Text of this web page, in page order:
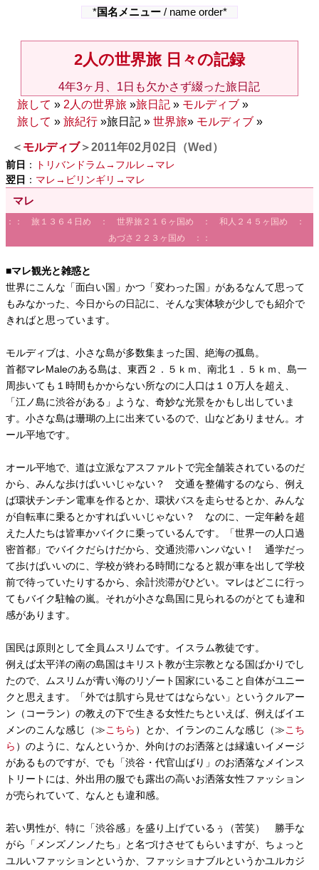
*国名メニュー/ name order*
2人の世界旅 日々の記録
4年3ヶ月、1日も欠かさず綴った旅日記
旅して » 2人の世界旅 »旅日記 » モルディブ »
旅して » 旅紀行 »旅日記 » 世界旅» モルディブ »
＜ モルディブ＞2011年02月02日（Wed）
前日 ：
トリバンドラム→フルレ→マレ
翌日 ： マレ→ビリンギリ→マレ
マレ
：： 旅１３６４日め ： 世界旅２１６ヶ国め ： 和人２４５ヶ国め ：
あづさ２２３ヶ国め ：：
■マレ観光と雑惑と
世界にこんな「面白い国」かつ「変わった国」があるなんて思って
もみなかった、今日からの日記に、そんな実体験が少しでも紹介で
きればと思っています。
モルディブは、小さな島が多数集まった国、絶海の孤島。
首都マレMaleのある島は、東西２．５ｋｍ、南北１．５ｋｍ、島一
周歩いても１時間もかからない所なのに人口は１０万人を超え、
「江ノ島に渋谷がある」ような、奇妙な光景をかもし出していま
す。小さな島は珊瑚の上に出来ているので、山などありません。オ
ール平地です。
オール平地で、道は立派なアスファルトで完全舗装されているのだ
から、みんな歩けばいいじゃない？ 交通を整備するのなら、例え
ば環状チンチン電車を作るとか、環状バスを走らせるとか、みんな
が自転車に乗るとかすればいいじゃない？ なのに、一定年齢を超
えた人たちは皆車かバイクに乗っているんです。「世界一の人口過
密首都」でバイクだらけだから、交通渋滞ハンパない！ 通学だっ
て歩けばいいのに、学校が終わる時間になると親が車を出して学校
前で待っていたりするから、余計渋滞がひどい。マレはどこに行っ
てもバイク駐輪の嵐。それが小さな島国に見られるのがとても違和
感があります。
国民は原則として全員ムスリムです。イスラム教徒です。
例えば太平洋の南の島国はキリスト教が主宗教となる国ばかりでし
たので、ムスリムが青い海のリゾート国家にいること自体がユニー
クと思えます。「外では肌すら見せてはならない」というクルアー
ン（コーラン）の教えの下で生きる女性たちといえば、例えばイエ
メンのこんな感じ（≫こちら ）とか、イランのこんな感じ（≫こち
ら ）のように、なんというか、外向けのお洒落とは縁遠いイメージ
があるものですが、でも「渋谷・代官山ばり」のお洒落なメインス
トリートには、外出用の服でも露出の高いお洒落女性ファッション
が売られていて、なんとも違和感。
若い男性が、特に「渋谷感」を盛り上げているぅ（苦笑） 勝手な
がら「メンズノンノたち」と名づけさせてもらいますが、ちょっと
ユルいファッションというか、ファッショナブルというかユルカジ